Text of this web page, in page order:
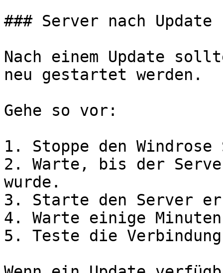
### Server nach
Nach einem Update
neu gestartet werden.
Gehe so vor:
1. Stoppe den Windrose
2. Warte, bis der
wurde.
3. Starte den Server
4. Warte einige
5. Teste die